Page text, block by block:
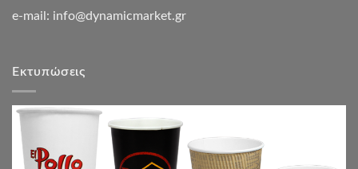
e-mail: info@dynamicmarket.gr
Εκτυπώσεις